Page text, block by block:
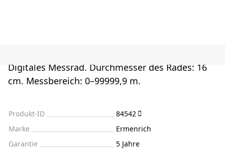
Digitales Messrad. Durchmesser des Rades: 16
cm. Messbereich: 0–99999,9 m.
Produkt-ID
84542
Marke
Ermenrich
Garantie
5 Jahre